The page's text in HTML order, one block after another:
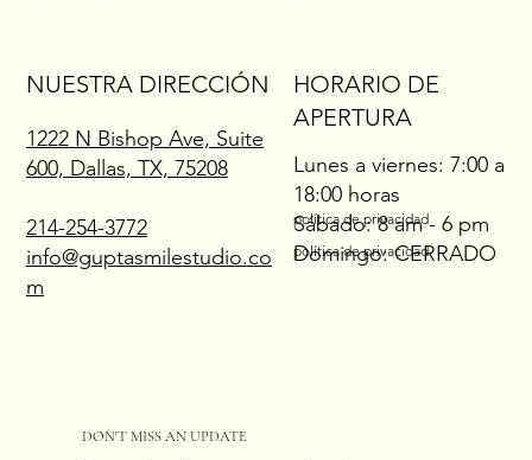
HORARIO DE
APERTURA
Lunes a viernes: 7:00 a
18:00 horas
Sábado: 8 am - 6 pm
Domingo: CERRADO
política de privacidad
política de privacidad
NUESTRA DIRECCIÓN
1222 N Bishop Ave, Suite
600, Dallas, TX, 75208
214-254-3772
info@guptasmilestudio.co
m
DON'T MISS AN UPDATE